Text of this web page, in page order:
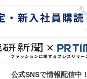
公式SNSで情報配信中！